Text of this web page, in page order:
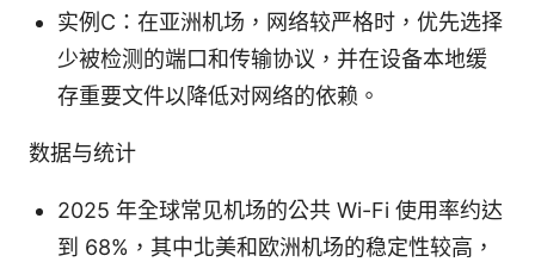
实例C：在亚洲机场，网络较严格时，优先选择
少被检测的端口和传输协议，并在设备本地缓
存重要文件以降低对网络的依赖。
数据与统计
2025 年全球常见机场的公共 Wi-Fi 使用率约达
到 68%，其中北美和欧洲机场的稳定性较高，